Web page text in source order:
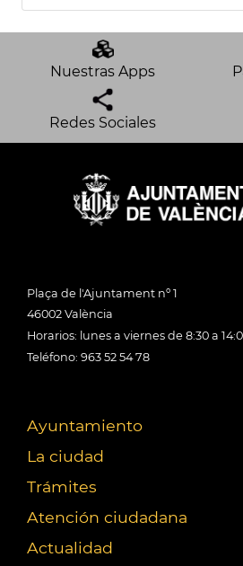
Nuestras Apps
Redes Sociales
Plaça de l'Ajuntament nº 1
46002 València
Horarios: lunes a viernes de 8:30 a
Teléfono: 963 52 54 78
Ayuntamiento
La ciudad
Trámites
Atención ciudadana
Actualidad